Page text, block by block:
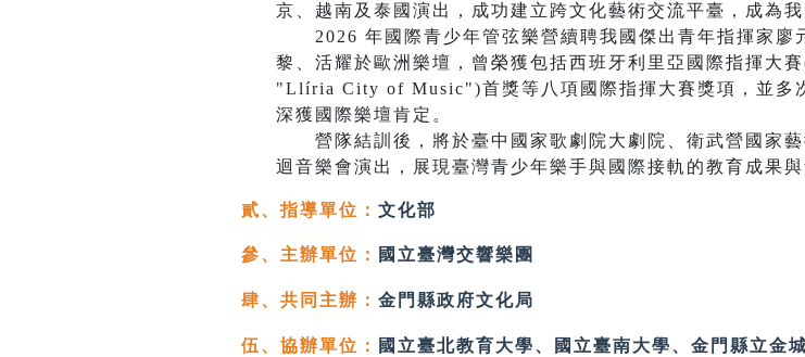
京、越南及泰國演出，成功建立跨文化藝術交流平臺，成為
2026 年國際青少年管弦樂營續聘我國傑出青年指揮家廖
黎、活耀於歐洲樂壇，曾榮獲包括西班牙利里亞國際指揮
"Llíria City of Music")首獎等八項國際指揮大賽獎項，並多
深獲國際樂壇肯定。
營隊結訓後，將於臺中國家歌劇院大劇院、衛武營國家藝
迴音樂會演出，展現臺灣青少年樂手與國際接軌的教育成果與
貳、 指導單位： 文化部
參、 主辦單位： 國立臺灣交響樂團
肆、共同主辦： 金門縣政府文化局
伍、協辦單位： 國立臺北教育大學、國立臺南大學、金門縣立金